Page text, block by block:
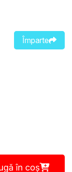
Împarte
în coș